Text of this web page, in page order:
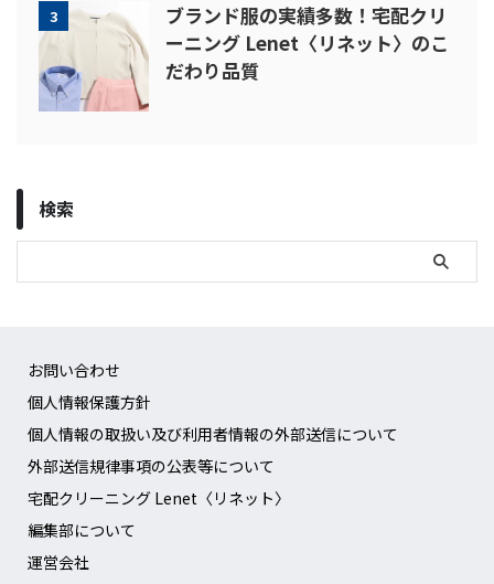
3
ブランド服の実績多数！宅配クリ
ーニング Lenet〈リネット〉のこ
だわり品質
検索
お問い合わせ
個人情報保護方針
個人情報の取扱い及び利用者情報の外部送信について
外部送信規律事項の公表等について
宅配クリーニング Lenet〈リネット〉
編集部について
運営会社